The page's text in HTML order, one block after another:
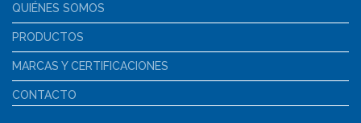
QUIÉNES SOMOS
PRODUCTOS
MARCAS Y CERTIFICACIONES
CONTACTO